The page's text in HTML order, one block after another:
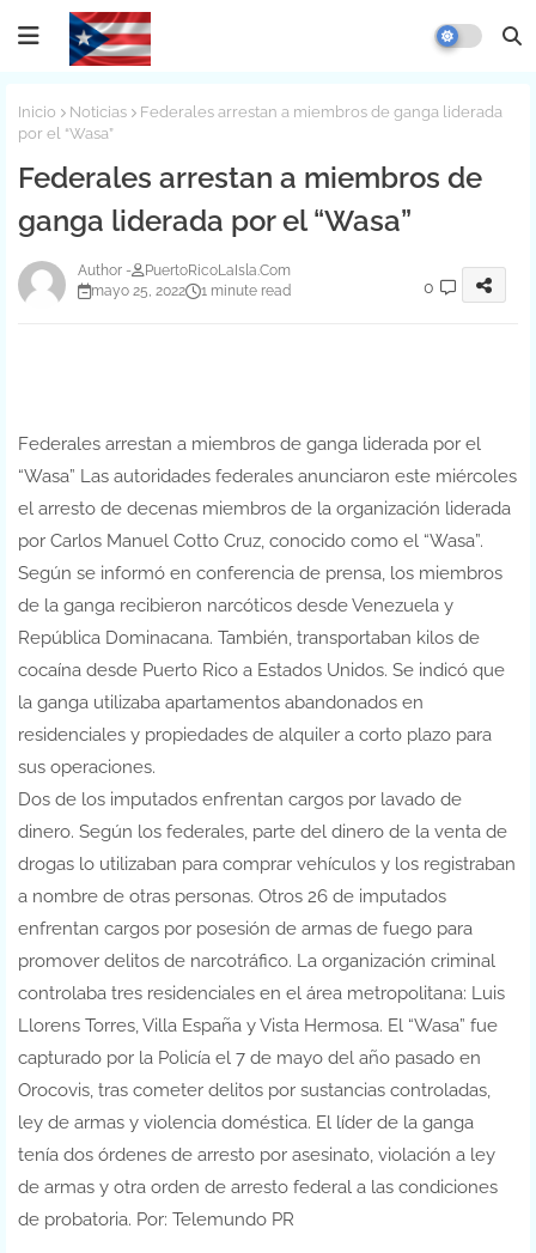
Inicio Noticias
Federales arrestan a miembros de ganga liderada
por el “Wasa”
Federales arrestan a miembros de
ganga liderada por el “Wasa”
PuertoRicoLaIsla.Com
mayo 25, 2022
1 minute read 0
Federales arrestan a miembros de ganga liderada por el
“Wasa” Las autoridades federales anunciaron este miércoles
el arresto de decenas miembros de la organización liderada
por Carlos Manuel Cotto Cruz, conocido como el “Wasa”.
Según se informó en conferencia de prensa, los miembros
de la ganga recibieron narcóticos desde Venezuela y
República Dominacana. También, transportaban kilos de
cocaína desde Puerto Rico a Estados Unidos. Se indicó que
la ganga utilizaba apartamentos abandonados en
residenciales y propiedades de alquiler a corto plazo para
sus operaciones.
Dos de los imputados enfrentan cargos por lavado de
dinero. Según los federales, parte del dinero de la venta de
drogas lo utilizaban para comprar vehículos y los registraban
a nombre de otras personas. Otros 26 de imputados
enfrentan cargos por posesión de armas de fuego para
promover delitos de narcotráfico. La organización criminal
controlaba tres residenciales en el área metropolitana: Luis
Llorens Torres, Villa España y Vista Hermosa. El “Wasa” fue
capturado por la Policía el 7 de mayo del año pasado en
Orocovis, tras cometer delitos por sustancias controladas,
ley de armas y violencia doméstica. El líder de la ganga
tenía dos órdenes de arresto por asesinato, violación a ley
de armas y otra orden de arresto federal a las condiciones
de probatoria. Por: Telemundo PR